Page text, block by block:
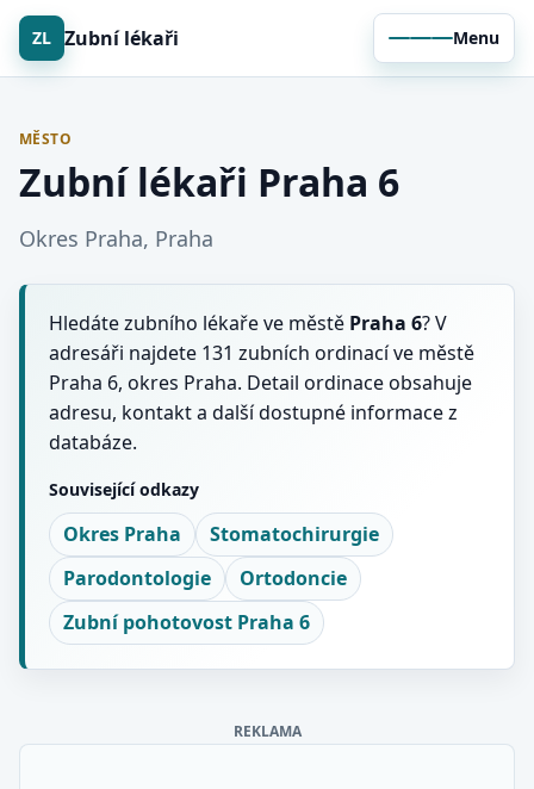
ZL Zubní lékaři Menu
MĚSTO
Zubní lékaři Praha 6
Okres Praha, Praha
Hledáte zubního lékaře ve městě Praha 6? V
adresáři najdete 131 zubních ordinací ve městě
Praha 6, okres Praha. Detail ordinace obsahuje
adresu, kontakt a další dostupné informace z
databáze.
Související odkazy
Okres Praha
Stomatochirurgie
Parodontologie
Ortodoncie
Zubní pohotovost Praha 6
REKLAMA